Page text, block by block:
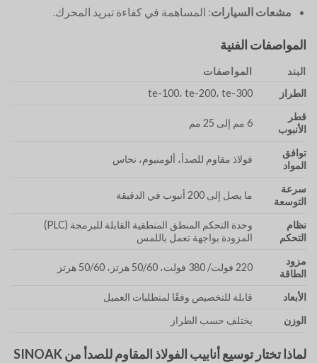
مشعات السيارات: المساهمة في كفاءة تبريد المحرك.
المواصفات الفنية
البند
المواصفات
الطراز
te-100، te-200، te-300
قطر
الأنبوب
6 مم إلى 25 مم
توافق
المواد
فولاذ مقاوم للصدأ، ألومنيوم، نحاس
سرعة
التوسعة
ما يصل إلى 200 أنبوب في الدقيقة
نظام
التحكم
وحدة التحكم المنطق المنطقية القابلة للبرمجة (PLC)
المزودة بواجهة تعمل باللمس
مزود
الطاقة
220 فولت/ 380 فولت، 50/60 هرتز، 50/60 هرتز
الأبعاد
قابلة للتخصيص وفقًا لمتطلبات العميل
الوزن
يختلف حسب الطراز
لماذا تختار توسيع أنابيب الفولاذ المقاوم للصدأ من SINOAK